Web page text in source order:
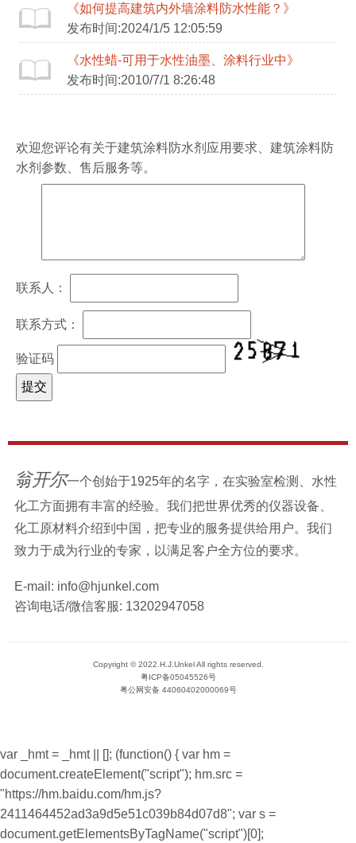
《如何提高建筑内外墙涂料防水性能？》
发布时间:2024/1/5 12:05:59
《水性蜡-可用于水性油墨、涂料行业中》
发布时间:2010/7/1 8:26:48
欢迎您评论有关于建筑涂料防水剂 应用要求、 建筑涂料防
水剂 参数、售后服务等。
联系人：
联系方式：
验证码
翁开尔一个创始于1925年的名字，在实验室检测、水性
化工方面拥有丰富的经验。我们把世界优秀的仪器设备、
化工原材料介绍到中国，把专业的服务提供给用户。我们
致力于成为行业的专家，以满足客户全方位的要求。
E-mail: info@hjunkel.com
咨询电话/微信客服: 13202947058
Copyright © 2022.H.J.Unkel All rights reserved.
粤ICP备05045526号
粤公网安备 44060402000069号
var _hmt = _hmt || []; (function() { var hm =
document.createElement("script"); hm.src =
"https://hm.baidu.com/hm.js?
2411464452ad3a9d5e51c039b84d07d8"; var s =
document.getElementsByTagName("script")[0];